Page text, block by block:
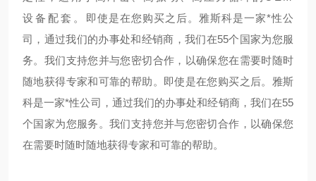
设备配套。 即使是在您购买之后。雅斯科是一家*性公
司，通过我们的办事处和经销商，我们在55个国家为您服
务。我们支持您并与您密切合作，以确保您在需要时随时
随地获得专家和可靠的帮助。 即使是在您购买之后。雅斯
科是一家*性公司，通过我们的办事处和经销商，我们在55
个国家为您服务。我们支持您并与您密切合作，以确保您
在需要时随时随地获得专家和可靠的帮助。